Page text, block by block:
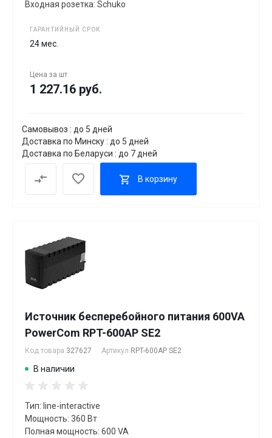
Входная розетка: Schuko
ГАРАНТИЙНЫЙ СРОК
24 мес.
Цена за шт
1 227.16 руб.
Самовывоз : до 5 дней
Доставка по Минску : до 5 дней
Доставка по Беларуси : до 7 дней
В корзину
Источник бесперебойного питания 600VA
PowerCom RPT-600AP SE2
Код товара 327627 Артикул RPT-600AP SE2
В наличии
Тип: line-interactive
Мощность: 360 Вт
Полная мощность: 600 VA